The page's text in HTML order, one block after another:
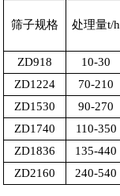
筛子规格 处理量t/h
ZD918
10-30
ZD1224
70-210
ZD1530
90-270
ZD1740
110-350
ZD1836
135-440
ZD2160
240-540